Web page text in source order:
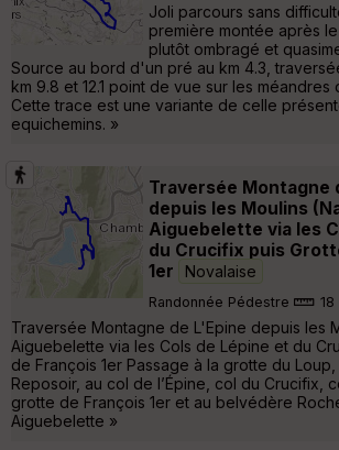
Joli parcours sans
première montée après
plutôt ombragé et
Source au bord d'un pré au km 4.3,
km 9.8 et 12.1 point de vue sur les méandres
Cette trace est une variante de celle
equichemins. »
Traversée Montagne
depuis les Moulins
Aiguebelette via les
du Crucifix puis
1er
Novalaise
Randonnée Pédestre
Traversée Montagne de L'Epine depuis les
Aiguebelette via les Cols de Lépine et du
de François 1er Passage à la grotte du
Reposoir, au col de l’Épine, col du Crucifix,
grotte de François 1er et au belvédère
Aiguebelette »